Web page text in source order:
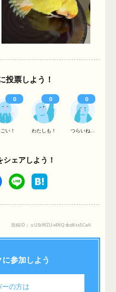
投票しよう！
い！ わたしも！ つらいね...
0 0 0
シェアしよう！
投稿ID： uU5cWZUv4NQsboI6tx5CaA
に参加しよう
ーの方は